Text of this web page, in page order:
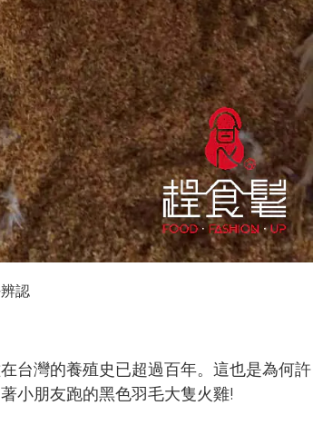
認
台灣的養殖史已超過百年。這也是為何許
小朋友跑的黑色羽毛大隻火雞!